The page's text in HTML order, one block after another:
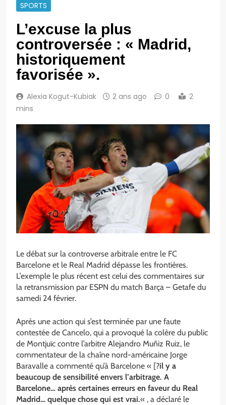
SPORTS
L’excuse la plus
controversée : « Madrid,
historiquement
favorisée ».
Alexia Kogut-Kubiak 2 ans ago 0
2
mins
Le débat sur la controverse arbitrale entre le FC
Barcelone et le Real Madrid dépasse les frontières.
L’exemple le plus récent est celui des commentaires sur
la retransmission par ESPN du match Barça – Getafe du
samedi 24 février.
Après une action qui s’est terminée par une faute
contestée de Cancelo, qui a provoqué la colère du public
de Montjuïc contre l’arbitre Alejandro Muñiz Ruiz, le
commentateur de la chaîne nord-américaine Jorge
Baravalle a commenté qu’à Barcelone « [?il y a
beaucoup de sensibilité envers l’arbitrage. A
Barcelone… après certaines erreurs en faveur du Real
Madrid… quelque chose qui est vrai.« , a déclaré le